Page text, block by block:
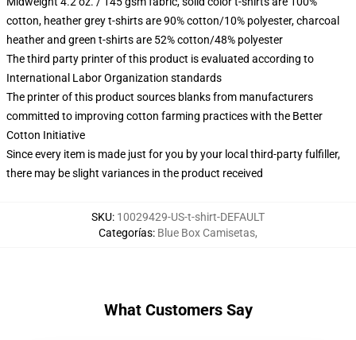
cotton, heather grey t-shirts are 90% cotton/10% polyester, charcoal
heather and green t-shirts are 52% cotton/48% polyester
The third party printer of this product is evaluated according to
International Labor Organization standards
The printer of this product sources blanks from manufacturers
committed to improving cotton farming practices with the Better
Cotton Initiative
Since every item is made just for you by your local third-party fulfiller,
there may be slight variances in the product received
SKU: 10029429-US-t-shirt-DEFAULT
Categorías: Blue Box Camisetas,
What Customers Say